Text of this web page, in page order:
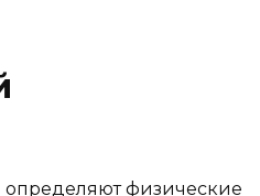
определяют физические